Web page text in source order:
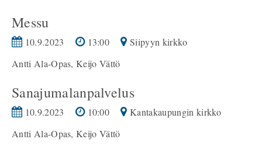
Messu
10.9.2023 13:00
Siipyyn kirkko
Antti Ala-Opas, Keijo Vättö
Sanajumalanpalvelus
10.9.2023 10:00
Kantakaupungin kirkko
Antti Ala-Opas, Keijo Vättö